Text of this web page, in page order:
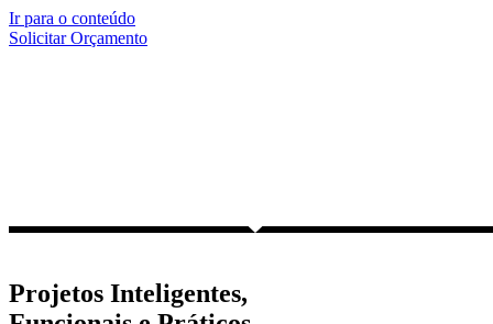
Ir para o conteúdo
Solicitar Orçamento
Projetos Inteligentes,